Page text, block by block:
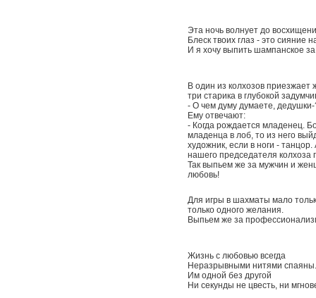
Эта ночь волнует до
Блеск твоих глаз - это сияние
И я хочу выпить шампанское
В один из колхозов приезжает
три старика в глубокой
- О чем думу думаете,
Ему отвечают:
- Когда рождается младенец.
младенца в лоб, то из него
художник, если в ноги -
нашего председателя колхоза
Так выпьем же за мужчин и
любовь!
Для игры в шахматы мало
только одного желания.
Выпьем же за
Жизнь с любовью всегда
Неразрывными нитями спаяны.
Им одной без другой
Ни секунды не цвесть, ни